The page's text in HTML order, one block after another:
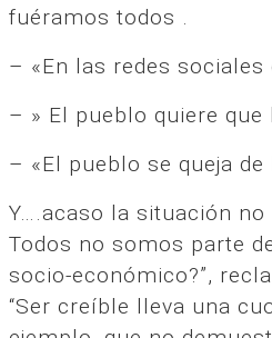
fuéramos todos .
– «En las redes
– » El pueblo quiere
– «El pueblo se queja
Y….acaso la situación no
Todos no somos parte
socio-económico?”,
“Ser creíble lleva una